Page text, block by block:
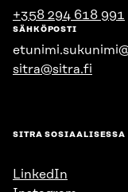
+358 294 618 991
SÄHKÖPOSTI
sitra@sitra.fi
SITRA SOSIAALISESSA
LinkedIn